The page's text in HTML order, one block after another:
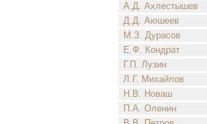
А.Д. Ахлестышев
Д.Д. Аюшеев
М.З. Дурасов
Е.Ф. Кондрат
Г.П. Лузин
Л.Г. Михайлов
Н.В. Новаш
П.А. Оленин